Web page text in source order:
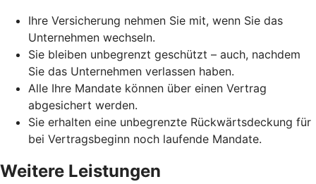
Ihre Versicherung nehmen Sie mit, wenn Sie das
Unternehmen wechseln.
Sie bleiben unbegrenzt geschützt – auch, nachdem
Sie das Unternehmen verlassen haben.
Alle Ihre Mandate können über einen Vertrag
abgesichert werden.
Sie erhalten eine unbegrenzte Rückwärtsdeckung für
bei Vertragsbeginn noch laufende Mandate.
Weitere Leistungen